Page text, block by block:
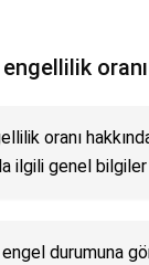
oranı
ilgili genel
engel durumuna